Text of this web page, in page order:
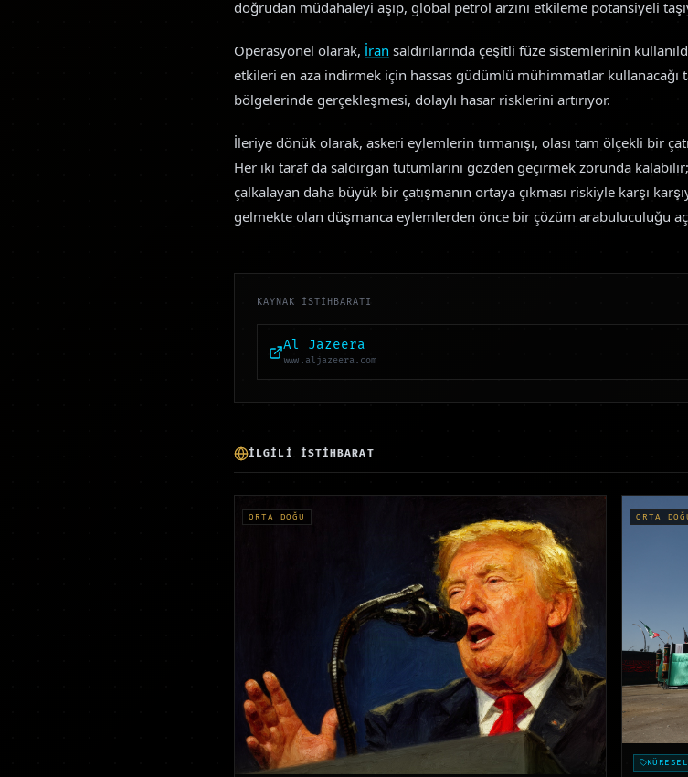
doğrudan müdahaleyi aşıp, global petrol arzını etkileme potansiyeli
Operasyonel olarak, İran saldırılarında çeşitli füze sistemlerinin
etkileri en aza indirmek için hassas güdümlü mühimmatlar kullanacağı
bölgelerinde gerçekleşmesi, dolaylı hasar risklerini artırıyor.
İleriye dönük olarak, askeri eylemlerin tırmanışı, olası tam ölçekli bir
Her iki taraf da saldırgan tutumlarını gözden geçirmek zorunda
çalkalayan daha büyük bir çatışmanın ortaya çıkması riskiyle karşı
gelmekte olan düşmanca eylemlerden önce bir çözüm arabuluculuğu
KAYNAK İSTİHBARATI
Al Jazeera
www.aljazeera.com
İLGİLİ İSTİHBARAT
ORTA DOĞU ORTA